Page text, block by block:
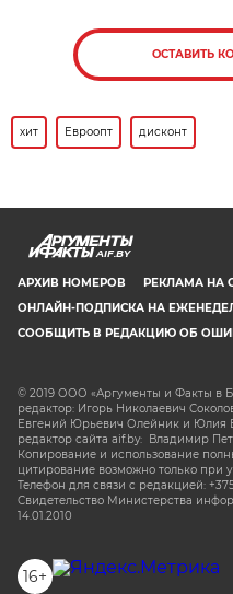
ОСТАВИТЬ
хит Евроопт дисконт
AIF.BY
АРХИВ НОМЕРОВ РЕКЛАМА НА
ОНЛАЙН-ПОДПИСКА НА
СООБЩИТЬ В РЕДАКЦИЮ ОБ
© 2019 ООО «Аргументы и Факты в
редактор: Игорь Николаевич
Евгений Юрьевич Олейник и Юлия
редактор сайта aif.by: Владимир
Копирование и использование
цитирование возможно только при
Телефон для связи с редакцией: +375
Свидетельство Министерства
14.01.2010
16+